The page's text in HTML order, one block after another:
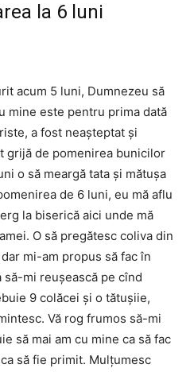
la 6 luni
acum 5 luni, Dumnezeu să
mine este pentru prima dată
a fost neașteptat și
grijă de pomenirea bunicilor
o să meargă tata și mătușa
de 6 luni, eu mă aflu
la biserică aici unde mă
O să pregătesc coliva din
mi-am propus să fac în
mi reușească pe cînd
9 colăcei și o tătușiie,
Vă rog frumos să-mi
să mai am cu mine ca să fac
să fie primit. Mulțumesc